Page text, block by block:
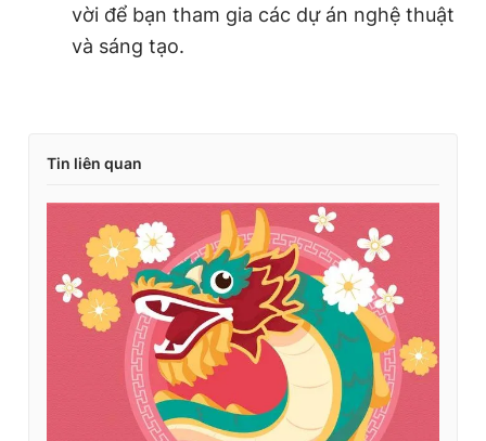
vời để bạn tham gia các dự án nghệ thuật
và sáng tạo.
Tin liên quan